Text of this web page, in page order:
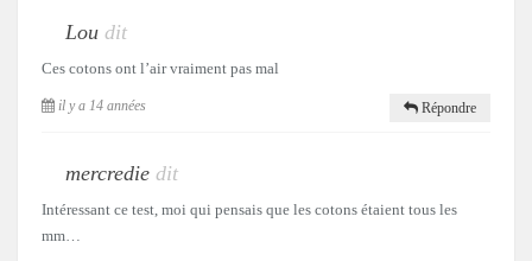
Lou dit
Ces cotons ont l’air vraiment pas mal
il y a 14 années Répondre
mercredie dit
Intéressant ce test, moi qui pensais que les cotons étaient tous les
mm…